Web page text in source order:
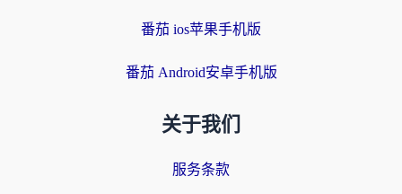
番茄 ios苹果手机版
番茄 Android安卓手机版
关于我们
服务条款